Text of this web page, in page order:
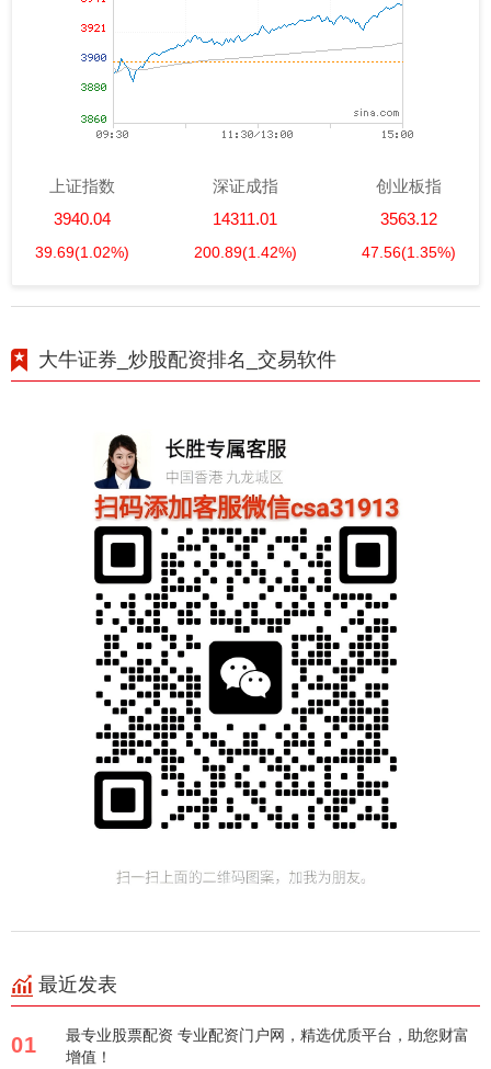
上证指数
3940.04
39.69(1.02%)
深证成指
14311.01
200.89(1.42%)
创业板指
3563.12
47.56(1.35%)
大牛证券_炒股配资排名_交易软件
最近发表
01
最专业股票配资 专业配资门户网，精选优质平台，助您财富
增值！